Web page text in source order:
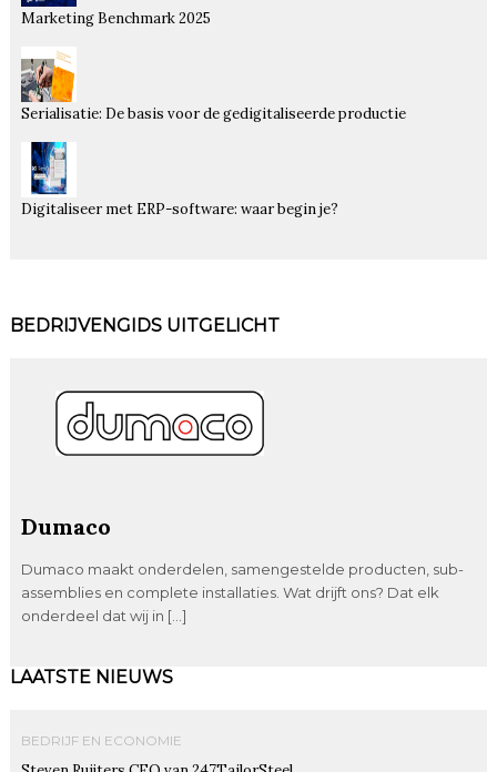
Marketing Benchmark 2025
Serialisatie: De basis voor de gedigitaliseerde productie
Digitaliseer met ERP-software: waar begin je?
BEDRIJVENGIDS UITGELICHT
Dumaco
Dumaco maakt onderdelen, samengestelde producten, sub-
assemblies en complete installaties. Wat drijft ons? Dat elk
onderdeel dat wij in […]
LAATSTE NIEUWS
BEDRIJF EN ECONOMIE